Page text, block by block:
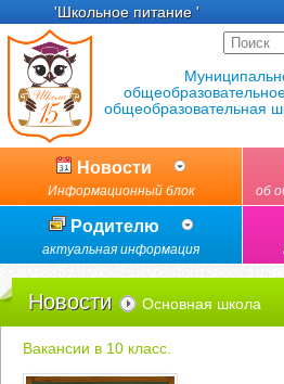
'Школьное питание '
Новости
Информационный блок об
Родителю
актуальная информация
Новости Основная школа
Вакансии в 10 класс.